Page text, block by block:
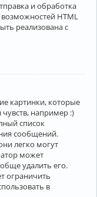
и обработка
HTML
реализована с
картинки, которые
например :)
список
сообщений.
легко могут
может
удалить его.
ограничить
в